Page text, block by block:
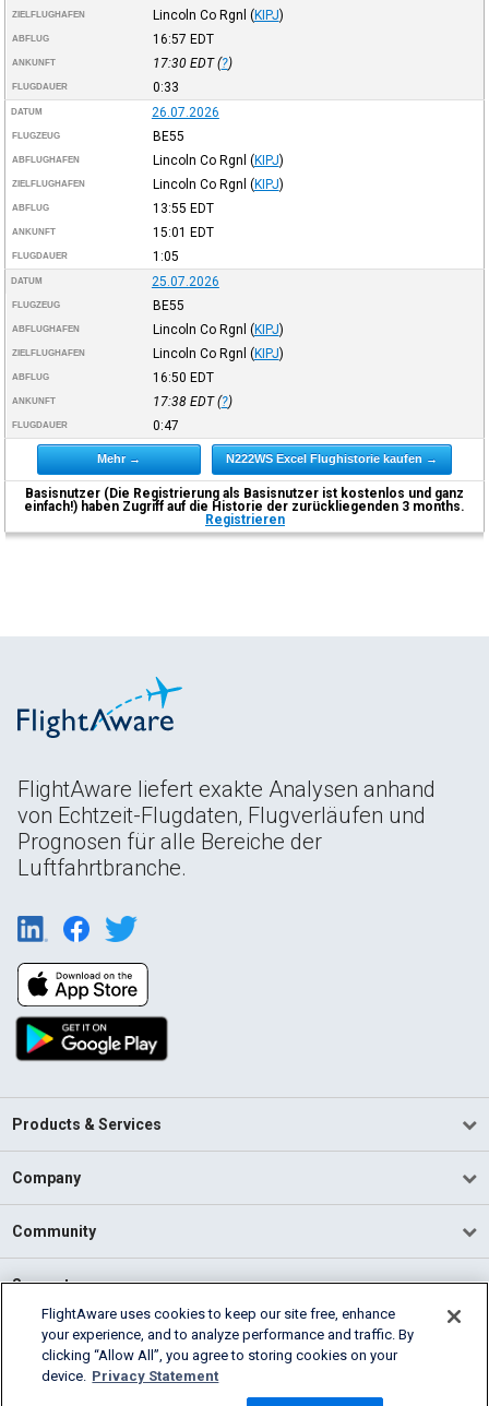
ZIELFLUGHAFEN Lincoln Co Rgnl (KIPJ)
ABFLUG 16:57 EDT
ANKUNFT 17:30 EDT(?)
FLUGDAUER 0:33
DATUM 26.07.2026
FLUGZEUG BE55
ABFLUGHAFEN Lincoln Co Rgnl (KIPJ)
ZIELFLUGHAFEN Lincoln Co Rgnl (KIPJ)
ABFLUG 13:55 EDT
ANKUNFT 15:01 EDT
FLUGDAUER 1:05
DATUM 25.07.2026
FLUGZEUG BE55
ABFLUGHAFEN Lincoln Co Rgnl (KIPJ)
ZIELFLUGHAFEN Lincoln Co Rgnl (KIPJ)
ABFLUG 16:50 EDT
ANKUNFT 17:38 EDT(?)
FLUGDAUER 0:47
Mehr → N222WS Excel Flughistorie kaufen →
Basisnutzer (Die Registrierung als Basisnutzer ist kostenlos und ganz
einfach!) haben Zugriff auf die Historie der zurückliegenden 3 months.
Registrieren
FlightAware liefert exakte Analysen anhand
von Echtzeit-Flugdaten, Flugverläufen und
Prognosen für alle Bereiche der
Luftfahrtbranche.
Products & Services
Company
Community
Support
English (USA)
2026 FlightAware
Cookie Settings
FlightAware uses cookies to keep our site free, enhance
your experience, and to analyze performance and traffic. By
clicking “Allow All”, you agree to storing cookies on your
device. Privacy Statement